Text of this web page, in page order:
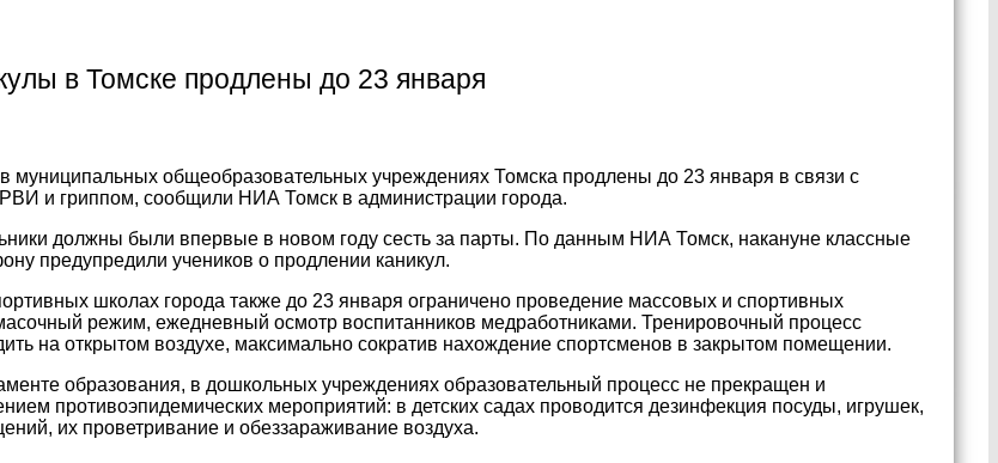
в Томске продлены до 23 января
муниципальных общеобразовательных учреждениях Томска продлены до 23 января в связи с
и гриппом, сообщили НИА Томск в администрации города.
должны были впервые в новом году сесть за парты. По данным НИА Томск, накануне классные
предупредили учеников о продлении каникул.
школах города также до 23 января ограничено проведение массовых и спортивных
режим, ежедневный осмотр воспитанников медработниками. Тренировочный процесс
на открытом воздухе, максимально сократив нахождение спортсменов в закрытом помещении.
образования, в дошкольных учреждениях образовательный процесс не прекращен и
противоэпидемических мероприятий: в детских садах проводится дезинфекция посуды, игрушек,
их проветривание и обеззараживание воздуха.